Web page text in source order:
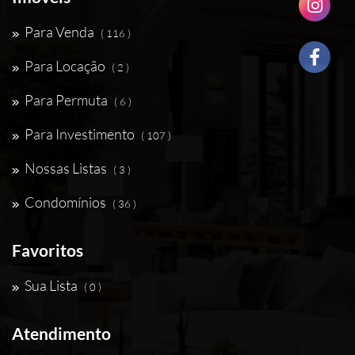
Para Venda ( 116 )
Para Locação ( 2 )
Para Permuta ( 6 )
Para Investimento ( 107 )
Nossas Listas ( 3 )
Condomínios ( 36 )
Favoritos
Sua Lista ( 0 )
Atendimento